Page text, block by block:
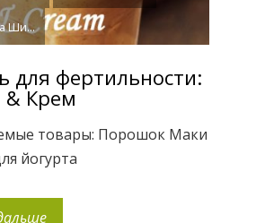
Валентина Шидловская
для фертильности:
& Крем
товары: Порошок Маки
йогурта